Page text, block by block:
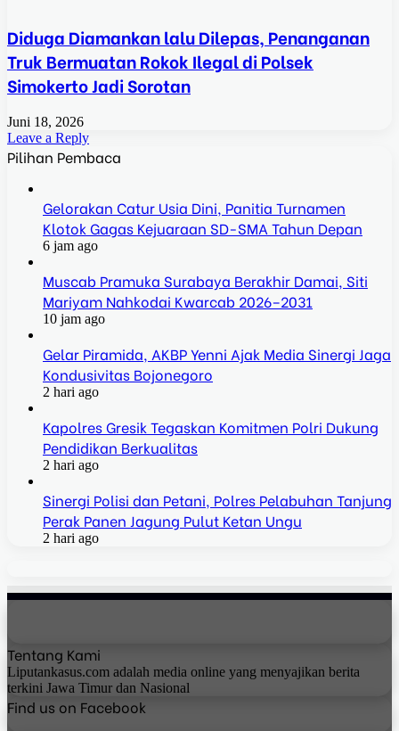
Diduga Diamankan lalu Dilepas, Penanganan
Truk Bermuatan Rokok Ilegal di Polsek
Simokerto Jadi Sorotan
Juni 18, 2026
Leave a Reply
Pilihan Pembaca
Gelorakan Catur Usia Dini, Panitia Turnamen
Klotok Gagas Kejuaraan SD-SMA Tahun Depan
6 jam ago
Muscab Pramuka Surabaya Berakhir Damai, Siti
Mariyam Nahkodai Kwarcab 2026–2031
10 jam ago
Gelar Piramida, AKBP Yenni Ajak Media Sinergi Jaga
Kondusivitas Bojonegoro
2 hari ago
Kapolres Gresik Tegaskan Komitmen Polri Dukung
Pendidikan Berkualitas
2 hari ago
Sinergi Polisi dan Petani, Polres Pelabuhan Tanjung
Perak Panen Jagung Pulut Ketan Ungu
2 hari ago
Tentang Kami
Liputankasus.com adalah media online yang menyajikan berita
terkini Jawa Timur dan Nasional
Find us on Facebook